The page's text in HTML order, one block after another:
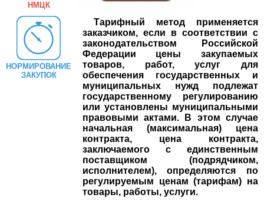
НМЦК
НОРМИРОВАНИЕ
ЗАКУПОК
Тарифный метод применяется
заказчиком, если в соответствии с
законодательством Российской
Федерации цены закупаемых
товаров, работ, услуг для
обеспечения государственных и
муниципальных нужд подлежат
государственному регулированию
или установлены муниципальными
правовыми актами. В этом случае
начальная (максимальная) цена
контракта, цена контракта,
заключаемого с единственным
поставщиком (подрядчиком,
исполнителем), определяются по
регулируемым ценам (тарифам) на
товары, работы, услуги.